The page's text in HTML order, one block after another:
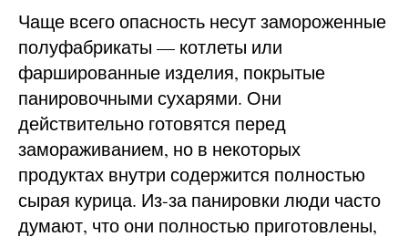
Чаще всего опасность несут замороженные
полуфабрикаты — котлеты или
фаршированные изделия, покрытые
панировочными сухарями. Они
действительно готовятся перед
замораживанием, но в некоторых
продуктах внутри содержится полностью
сырая курица. Из-за панировки люди часто
думают, что они полностью приготовлены,